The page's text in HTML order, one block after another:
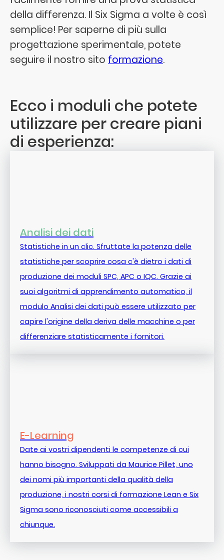
della differenza. Il Six Sigma a volte è così
semplice! Per saperne di più sulla
progettazione sperimentale, potete
seguire il nostro sito formazione.
Ecco i moduli che potete
utilizzare per creare piani
di esperienza:
Analisi dei dati
Statistiche in un clic. Sfruttate la potenza delle
statistiche per scoprire cosa c'è dietro i dati di
produzione dei moduli SPC, APC o IQC. Grazie ai
suoi algoritmi di apprendimento automatico, il
modulo Analisi dei dati può essere utilizzato per
capire l'origine della deriva delle macchine o per
differenziare statisticamente i fornitori.
E-Learning
Date ai vostri dipendenti le competenze di cui
hanno bisogno. Sviluppati da Maurice Pillet, uno
dei nomi più importanti della qualità della
produzione, i nostri corsi di formazione Lean e Six
Sigma sono riconosciuti come accessibili a
chiunque.